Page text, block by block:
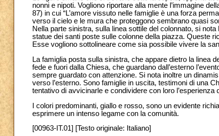
nonni e nipoti. Vogliono riportare alla mente l’immagine
87) in cui “L’amore vissuto nelle famiglie è una forza
verso il cielo e le mura che proteggono sembrano quasi
Nella parte sinistra, sulla linea sottile del colonnato, si
statue dei santi poste sulle colonne della piazza. Queste
Esse vogliono sottolineare come sia possibile vivere la
La famiglia posta sulla sinistra, che appare dietro la linea
fede e fuori dalla Chiesa, che guardano dall’esterno
sempre guardato con attenzione. Si nota inoltre un
verso l’esterno. Sono famiglie in uscita, testimoni di una
tentativo di avvicinarle e condividere con loro l’esperienza
I colori predominanti, giallo e rosso, sono un evidente
esprimere un intenso legame con la comunità.
[00963-IT.01] [Testo originale: Italiano]